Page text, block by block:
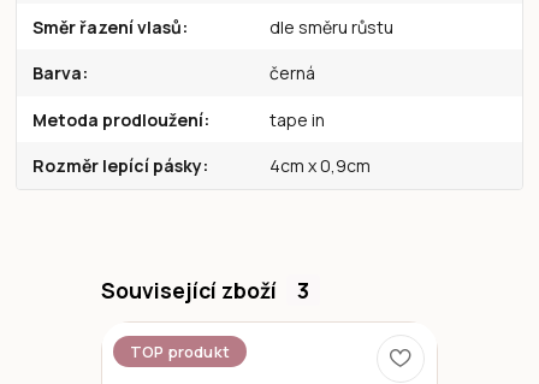
Směr řazení vlasů dle směru růstu
Barva černá
Metoda prodloužení tape in
Rozměr lepící pásky 4cm x 0,9cm
Související zboží 3
TOP produkt